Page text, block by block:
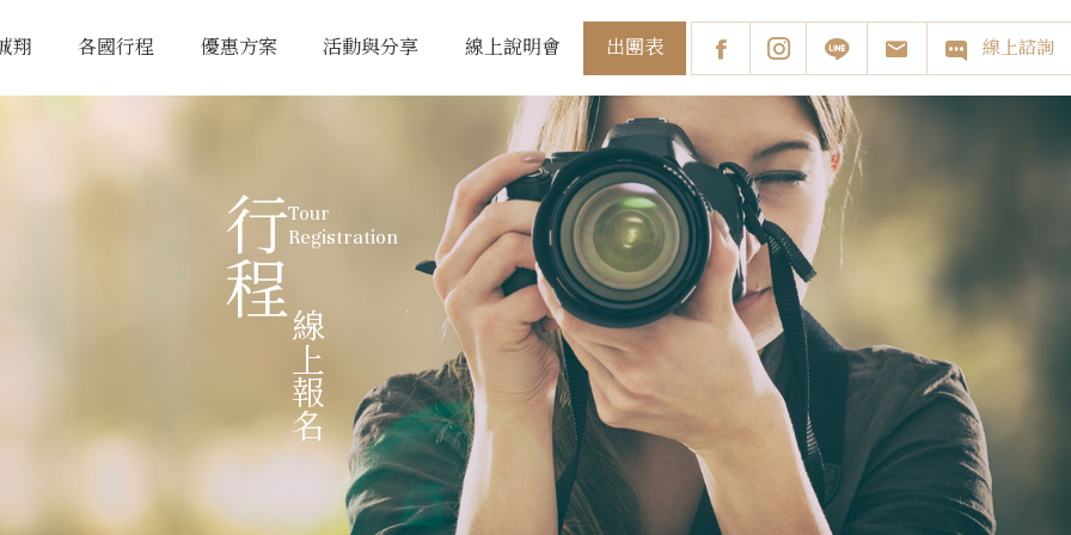
翔 各國行程 優惠方案 活動與分享 線上說明會 出團表 線上諮詢
行程
線上報名
Tour
Registration